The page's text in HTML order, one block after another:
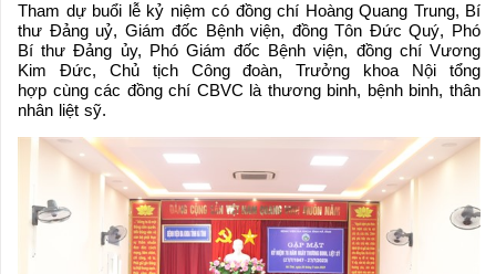
Tham dự buổi lễ kỷ niệm có đồng chí Hoàng Quang Trung, Bí
thư Đảng uỷ, Giám đốc Bệnh viện, đồng Tôn Đức Quý, Phó
Bí thư Đảng ủy, Phó Giám đốc Bệnh viện, đồng chí Vương
Kim Đức, Chủ tịch Công đoàn, Trưởng khoa Nội tổng
hợp cùng các đồng chí CBVC là thương binh, bệnh binh, thân
nhân liệt sỹ.